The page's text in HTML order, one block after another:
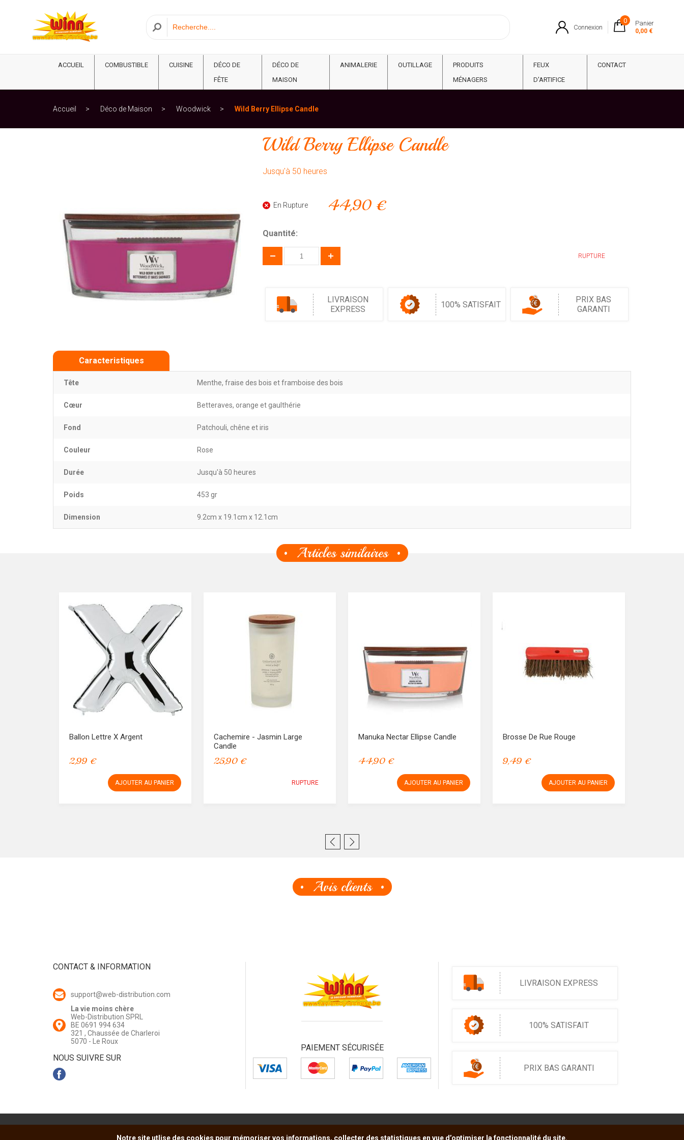
Connexion
0 Panier
0,00 €
ACCUEIL COMBUSTIBLE CUISINE
DÉCO DE
FÊTE
DÉCO DE
MAISON
ANIMALERIE OUTILLAGE
PRODUITS
MÉNAGERS
FEUX
D'ARTIFICE
CONTACT
Accueil Déco de Maison Woodwick Wild Berry Ellipse Candle
Wild Berry Ellipse Candle
Jusqu'à 50 heures
En Rupture 44,90 €
Quantité:
RUPTURE
LIVRAISON
EXPRESS
100% SATISFAIT
PRIX BAS
GARANTI
Caracteristiques
Tête Menthe, fraise des bois et framboise des bois
Cœur Betteraves, orange et gaulthérie
Fond Patchouli, chêne et iris
Couleur Rose
Durée Jusqu'à 50 heures
Poids 453 gr
Dimension 9.2cm x 19.1cm x 12.1cm
Articles similaires
Ballon Lettre X Argent
2,99 €
AJOUTER AU PANIER
Cachemire - Jasmin Large
Candle
25,90 €
RUPTURE
Manuka Nectar Ellipse Candle
44,90 €
AJOUTER AU PANIER
Brosse De Rue Rouge
9,49 €
AJOUTER AU PANIER
Avis clients
CONTACT & INFORMATION
support@web-distribution.com
La vie moins chère
Web-Distribution SPRL
BE 0691 994 634
321 , Chaussée de Charleroi
5070 - Le Roux
NOUS SUIVRE SUR
PAIEMENT SÉCURISÉE
LIVRAISON EXPRESS
100% SATISFAIT
PRIX BAS GARANTI
Notre site utlise des cookies pour mémoriser vos informations, collecter des statistiques en vue d’optimiser la fonctionnalité du site.